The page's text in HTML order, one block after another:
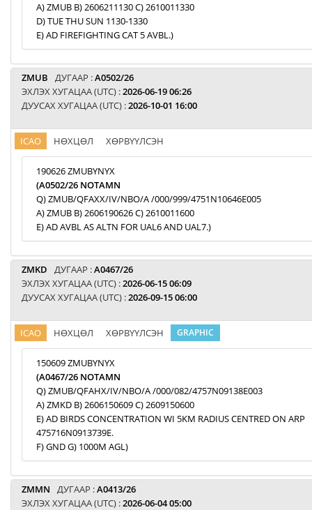
A) ZMUB B) 2606211130 C) 2610011330
D) TUE THU SUN 1130-1330
E) AD FIREFIGHTING CAT 5 AVBL.)
ZMUB ДУГААР :A0502/26
ЭХЛЭХ ХУГАЦАА (UTC) :2026-06-19 06:26
ДУУСАХ ХУГАЦАА (UTC) :2026-10-01 16:00
ICAO НӨХЦӨЛ ХӨРВҮҮЛСЭН
190626 ZMUBYNYX
(A0502/26 NOTAMN
Q) ZMUB/QFAXX/IV/NBO/A /000/999/4751N10646E005
A) ZMUB B) 2606190626 C) 2610011600
E) AD AVBL AS ALTN FOR UAL6 AND UAL7.)
ZMKD ДУГААР :A0467/26
ЭХЛЭХ ХУГАЦАА (UTC) :2026-06-15 06:09
ДУУСАХ ХУГАЦАА (UTC) :2026-09-15 06:00
ICAO НӨХЦӨЛ ХӨРВҮҮЛСЭН GRAPHIC
150609 ZMUBYNYX
(A0467/26 NOTAMN
Q) ZMUB/QFAHX/IV/NBO/A /000/082/4757N09138E003
A) ZMKD B) 2606150609 C) 2609150600
E) AD BIRDS CONCENTRATION WI 5KM RADIUS CENTRED ON ARP
475716N0913739E.
F) GND G) 1000M AGL)
ZMMN ДУГААР :A0413/26
ЭХЛЭХ ХУГАЦАА (UTC) :2026-06-04 05:00